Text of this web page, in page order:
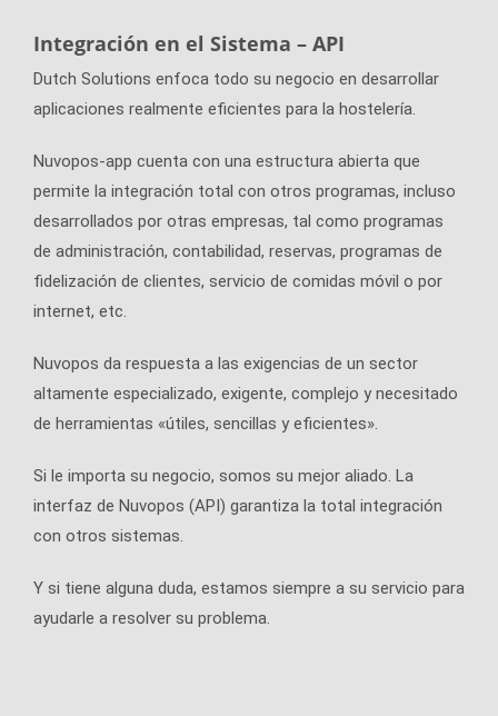
Integración en el Sistema – API
Dutch Solutions enfoca todo su negocio en desarrollar
aplicaciones realmente eficientes para la hostelería.
Nuvopos-app cuenta con una estructura abierta que
permite la integración total con otros programas, incluso
desarrollados por otras empresas, tal como programas
de administración, contabilidad, reservas, programas de
fidelización de clientes, servicio de comidas móvil o por
internet, etc.
Nuvopos da respuesta a las exigencias de un sector
altamente especializado, exigente, complejo y necesitado
de herramientas «útiles, sencillas y eficientes».
Si le importa su negocio, somos su mejor aliado. La
interfaz de Nuvopos (API) garantiza la total integración
con otros sistemas.
Y si tiene alguna duda, estamos siempre a su servicio para
ayudarle a resolver su problema.